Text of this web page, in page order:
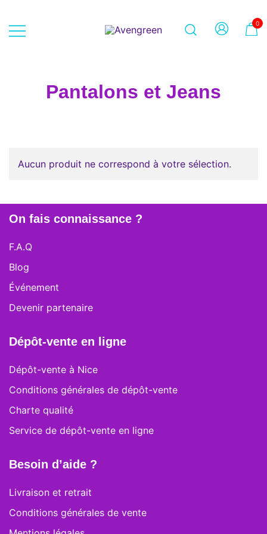
content
0
Pantalons et Jeans
Aucun produit ne correspond à votre sélection.
On fais connaissance ?
F.A.Q
Blog
Événement
Devenir partenaire
Dépôt-vente en ligne
Dépôt-vente à Nice
Conditions générales de dépôt-vente
Charte qualité
Service de dépôt-vente en ligne
Besoin d’aide ?
Livraison et retrait
Conditions générales de vente